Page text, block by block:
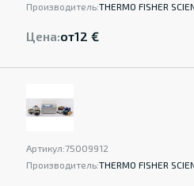
Производитель:THERMO FISHER
Цена:от12 €
Артикул:75009912
Производитель:THERMO FISHER